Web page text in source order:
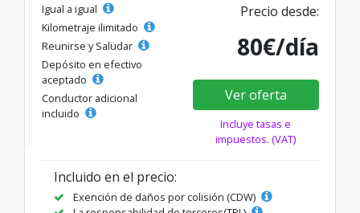
Igual a igual
Kilometraje ilimitado
Reunirse y Saludar
Depósito en efectivo
aceptado
Conductor adicional
incluido
Precio desde:
80€/día
Ver oferta
Incluye tasas e
impuestos. (VAT)
Incluido en el precio:
Exención de daños por colisión (CDW)